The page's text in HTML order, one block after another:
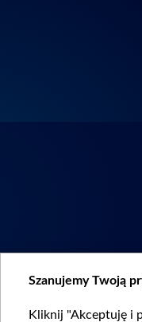
Szanujemy Twoją
Kliknij "Akceptuję i